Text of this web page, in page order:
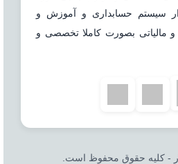
سیستم حسابداری و آموزش و
و مالیاتی بصورت کاملا تخصصی و